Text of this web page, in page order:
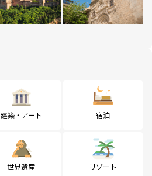
建築・アート 宿泊
世界遺産 リゾート